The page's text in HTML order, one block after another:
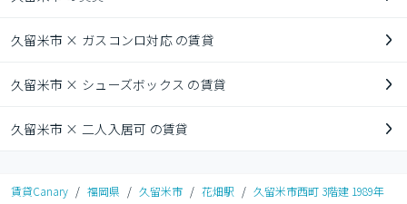
久留米市 × ガスコンロ対応 の賃貸
久留米市 × シューズボックス の賃貸
久留米市 × 二人入居可 の賃貸
賃貸Canary / 福岡県 / 久留米市 / 花畑駅 / 久留米市西町 3階建 1989年